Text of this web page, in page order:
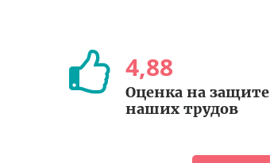
4,88
Оценка на защите
наших трудов